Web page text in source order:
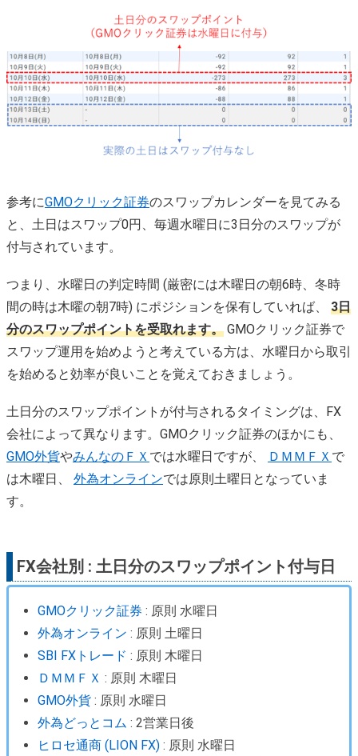
参考にGMOクリック証券のスワップカレンダーを見てみる
と、土日はスワップ0円、毎週水曜日に3日分のスワップが
付与されています。
つまり、水曜日の判定時間 (厳密には木曜日の朝6時、冬時
間の時は木曜の朝7時) にポジションを保有していれば、 3日
分のスワップポイントを受取れます。 GMOクリック証券で
スワップ運用を始めようと考えている方は、水曜日から取引
を始めると効率が良いことを覚えておきましょう。
土日分のスワップポイントが付与されるタイミングは、FX
会社によって異なります。GMOクリック証券のほかにも、
GMO外貨やみんなのＦＸ では水曜日ですが、 ＤＭＭＦＸ で
は木曜日、 外為オンラインでは原則土曜日となっていま
す。
FX会社別 : 土日分のスワップポイント付与日
GMOクリック証券 : 原則 水曜日
外為オンライン : 原則 土曜日
SBI FXトレード : 原則 木曜日
ＤＭＭＦＸ : 原則 木曜日
GMO外貨 : 原則 水曜日
外為どっとコム : 2営業日後
ヒロセ通商 (LION FX) : 原則 水曜日